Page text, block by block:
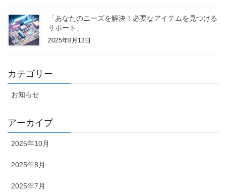
「あなたのニーズを解決！必要なアイテムを見つける
サポート」
2025年8月13日
カテゴリー
お知らせ
アーカイブ
2025年10月
2025年8月
2025年7月